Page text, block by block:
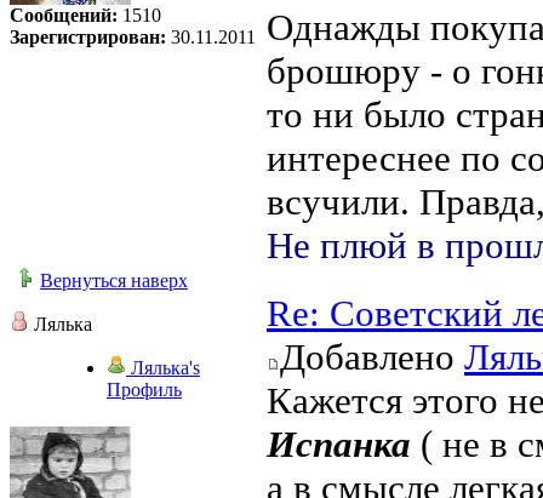
Сообщений: 1510
Зарегистрирован: 30.11.2011
Однажды
брошюру - о
то ни было
интереснее по
всучили.
Не плюй в
Вернуться наверх
Лялька
Лялька's
Профиль
Re: Советский
Добавлено
Кажется этого
Испанка ( не в
а в смысле